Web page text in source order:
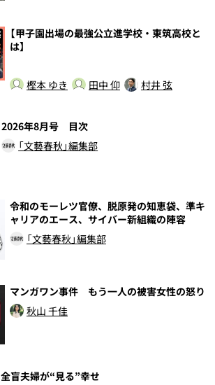
【甲子園出場の最強公立進学校・東筑高校と
は】
樫本 ゆき 田中 仰 村井 弦
2026年8月号 目次
「文藝春秋」編集部
令和のモーレツ官僚、脱原発の知恵袋、準キ
ャリアのエース、サイバー新組織の陣容
「文藝春秋」編集部
マンガワン事件 もう一人の被害女性の怒り
秋山 千佳
全盲夫婦が“見る”幸せ